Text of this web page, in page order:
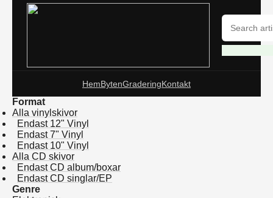
HemBytenGraderingKontakt
Format
Alla vinylskivor
Endast 12" Vinyl
Endast 7" Vinyl
Endast 10" Vinyl
Alla CD skivor
Endast CD album/boxar
Endast CD singlar/EP
Genre